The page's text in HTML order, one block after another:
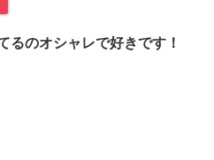
のオシャレで好きです！